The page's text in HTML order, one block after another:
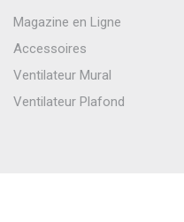
Magazine en Ligne
Accessoires
Ventilateur Mural
Ventilateur Plafond